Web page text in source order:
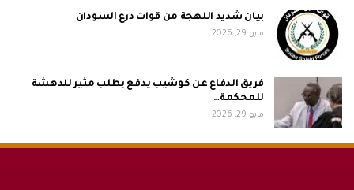
بيان شديد اللهجة من قوات درع السودان
مايو 29, 2026
فريق الدفاع عن كوشيب يدفع بطلب مثير للدهشة
للمحكمة…
مايو 29, 2026